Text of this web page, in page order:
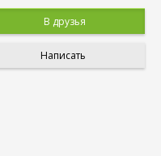
В друзья
Написать